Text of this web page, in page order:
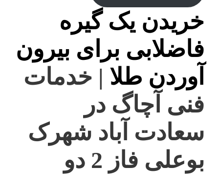
خریدن یک گیره
فاضلابی برای بیرون
آوردن طلا | خدمات
فنی آچاگ در
سعادت آباد شهرک
بوعلی فاز 2 دو